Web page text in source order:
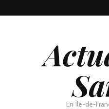
En Île-de-